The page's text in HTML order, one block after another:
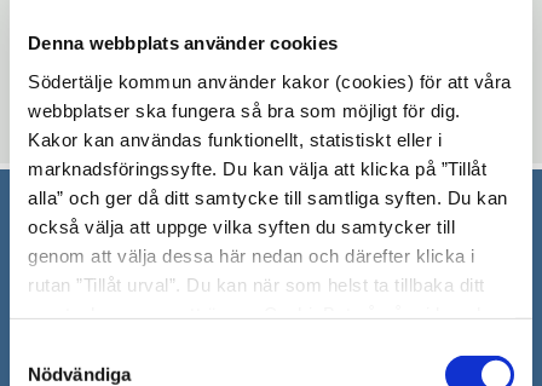
Denna webbplats använder cookies
Södertälje kommun använder kakor (cookies) för att våra
webbplatser ska fungera så bra som möjligt för dig.
Kakor kan användas funktionellt, statistiskt eller i
marknadsföringssyfte. Du kan välja att klicka på ”Tillåt
alla” och ger då ditt samtycke till samtliga syften. Du kan
också välja att uppge vilka syften du samtycker till
genom att välja dessa här nedan och därefter klicka i
rutan ”Tillåt urval”. Du kan när som helst ta tillbaka ditt
"Visa detaljer" kan du läsa om hur kakorna används och
Nödvändiga
Mötesplatsen Morkullan
10:00 - 11:00
Södertälje kommun
151 89 Södertälje
Besöksadress: Nyköpingsvägen 26